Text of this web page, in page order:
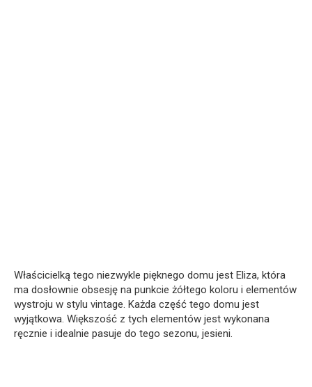
Właścicielką tego niezwykle pięknego domu jest Eliza, która
ma dosłownie obsesję na punkcie żółtego koloru i elementów
wystroju w stylu vintage. Każda część tego domu jest
wyjątkowa. Większość z tych elementów jest wykonana
ręcznie i idealnie pasuje do tego sezonu, jesieni.